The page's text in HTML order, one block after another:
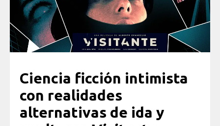
Ciencia ficción intimista
con realidades
alternativas de ida y